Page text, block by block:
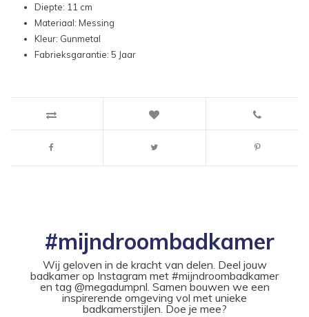
Diepte: 11 cm
Materiaal: Messing
Kleur: Gunmetal
Fabrieksgarantie: 5 Jaar
#mijndroombadkamer
Wij geloven in de kracht van delen. Deel jouw
badkamer op Instagram met #mijndroombadkamer
en tag @megadumpnl. Samen bouwen we een
inspirerende omgeving vol met unieke
badkamerstijlen. Doe je mee?